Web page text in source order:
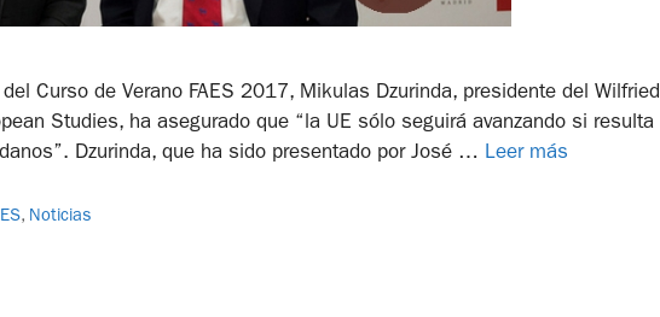
Curso de Verano FAES 2017, Mikulas Dzurinda, presidente del Wilfried
Studies, ha asegurado que “la UE sólo seguirá avanzando si resulta
Dzurinda, que ha sido presentado por José … Leer más
, Noticias